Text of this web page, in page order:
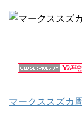
マークススズカ